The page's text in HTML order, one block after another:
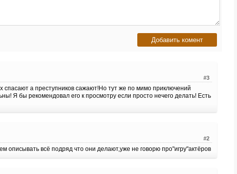
#3
спасают а преступников сажают!Но тут же по мимо приключений
Я бы рекомендовал его к просмотру если просто нечего делать! Есть
#2
описывать всё подряд что они делают,уже не говорю про"игру"актёров